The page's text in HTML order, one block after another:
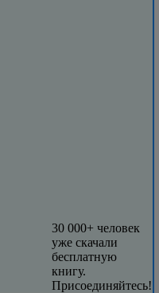
30 000+ человек
уже скачали
бесплатную
книгу.
Присоединяйтесь!